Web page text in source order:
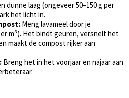
dunne laag (ongeveer 50–150 g per
het licht in.
Meng lavameel door je
m³). Het bindt geuren, versnelt het
maakt de compost rijker aan
Breng het in het voorjaar en najaar aan